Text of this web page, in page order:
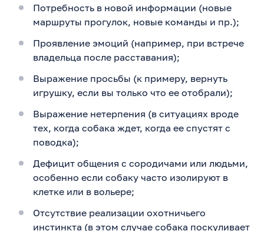
Потребность в новой информации (новые
маршруты прогулок, новые команды и пр.);
Проявление эмоций (например, при встрече
владельца после расставания);
Выражение просьбы (к примеру, вернуть
игрушку, если вы только что ее отобрали);
Выражение нетерпения (в ситуациях вроде
тех, когда собака ждет, когда ее спустят с
поводка);
Дефицит общения с сородичами или людьми,
особенно если собаку часто изолируют в
клетке или в вольере;
Отсутствие реализации охотничьего
инстинкта (в этом случае собака поскуливает